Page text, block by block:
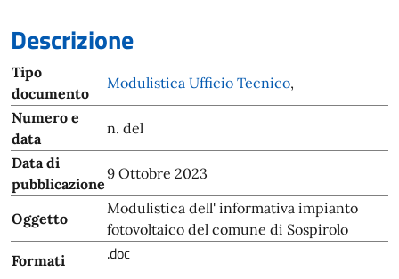
Descrizione
Tipo
documento
Modulistica Ufficio Tecnico,
Numero e
data
n. del
Data di
pubblicazione
9 Ottobre 2023
Oggetto
Modulistica dell' informativa impianto
fotovoltaico del comune di Sospirolo
Formati
.doc